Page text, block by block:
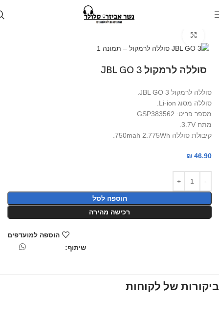
סוללה לרמקול JBL GO 3
סוללה לרמקול JBL GO 3.
סוללה מסוג Li-ion.
מספר פריט: GSP383562.
מתח 3.7V.
קיבולת סוללה 750mah 2.775Wh.
₪ 46.90
הוספה לסל
רכישה מהירה
הוספה למועדפים
שיתוף:
ביקורות של לקוחות